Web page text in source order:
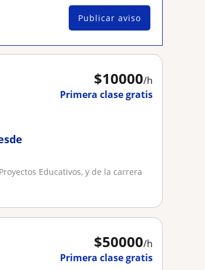
Publicar aviso
$10000/h
Primera clase gratis
Educativos, y de la carrera
$50000/h
Primera clase gratis